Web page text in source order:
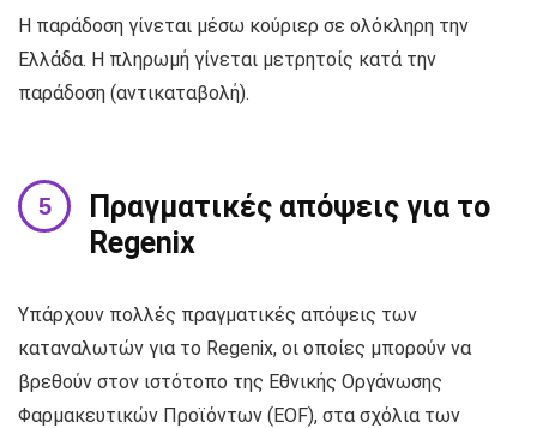
Η παράδοση γίνεται μέσω κούριερ σε ολόκληρη την
Ελλάδα. Η πληρωμή γίνεται μετρητοίς κατά την
παράδοση (αντικαταβολή).
Πραγματικές απόψεις για το
Regenix
Υπάρχουν πολλές πραγματικές απόψεις των
καταναλωτών για το Regenix, οι οποίες μπορούν να
βρεθούν στον ιστότοπο της Εθνικής Οργάνωσης
Φαρμακευτικών Προϊόντων (EOF), στα σχόλια των